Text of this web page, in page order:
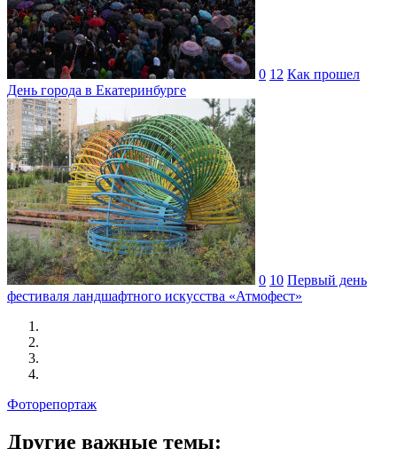
0 12 Как прошел
День города в Екатеринбурге
0 10 Первый день
фестиваля ландшафтного искусства «Атмофест»
Фоторепортаж
Другие важные темы: